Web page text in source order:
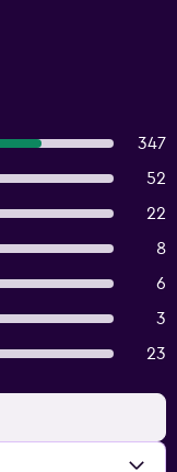
347
52
22
8
6
3
23